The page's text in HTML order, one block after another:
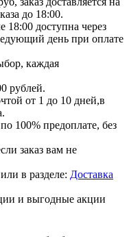
до 18:00.
18:00 доступна через
день при оплате
каждая
рублей.
от 1 до 10 дней,в
100% предоплате, без
заказ вам не
в разделе: Доставка
и выгодные акции